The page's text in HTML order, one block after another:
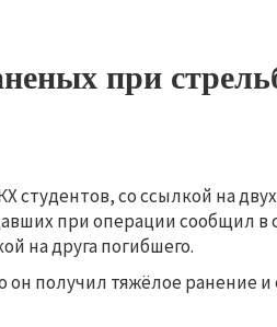
при
студентов, со ссылкой на двух
при операции сообщил в
на друга погибшего.
он получил тяжёлое ранение и